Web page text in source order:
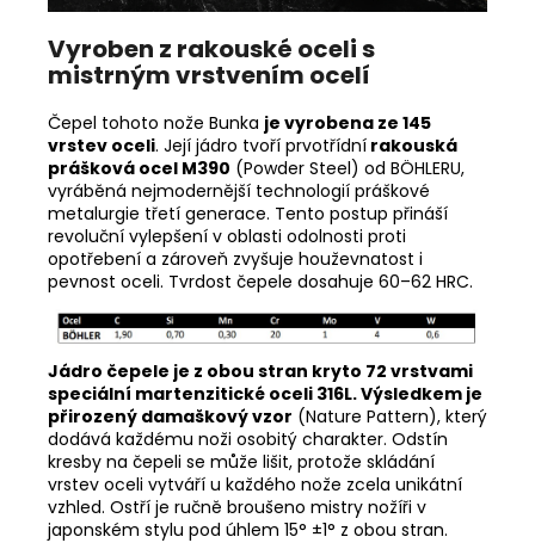
Vyroben z rakouské oceli s
mistrným vrstvením ocelí
Čepel tohoto nože Bunka je vyrobena ze 145
vrstev oceli. Její jádro tvoří prvotřídní rakouská
prášková ocel M390 (Powder Steel) od BÖHLERU,
vyráběná nejmodernější technologií práškové
metalurgie třetí generace. Tento postup přináší
revoluční vylepšení v oblasti odolnosti proti
opotřebení a zároveň zvyšuje houževnatost i
pevnost oceli. Tvrdost čepele dosahuje 60–62 HRC.
Jádro čepele je z obou stran kryto 72 vrstvami
speciální martenzitické oceli 316L. Výsledkem je
přirozený damaškový vzor (Nature Pattern), který
dodává každému noži osobitý charakter. Odstín
kresby na čepeli se může lišit, protože skládání
vrstev oceli vytváří u každého nože zcela unikátní
vzhled. Ostří je ručně broušeno mistry nožíři v
japonském stylu pod úhlem 15° ±1° z obou stran.